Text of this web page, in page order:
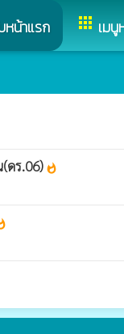
หน้าแรก apps เม
ดร.06) whatshot